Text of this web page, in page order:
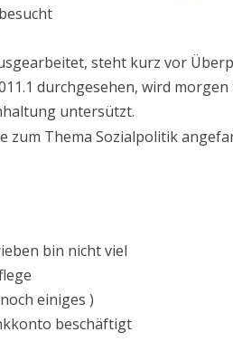
steht kurz vor
durchgesehen, wird
untersützt.
zum Thema Sozialpolitik
bin nicht viel
einiges )
beschäftigt